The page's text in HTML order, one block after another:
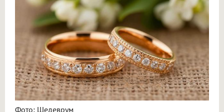
Фото: Шедеврум